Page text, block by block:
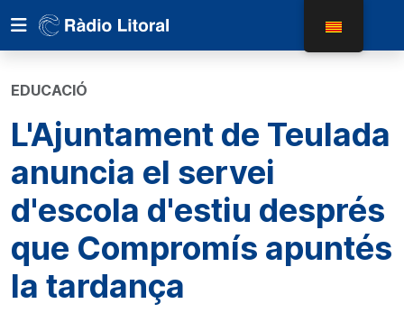
EDUCACIÓ
L'Ajuntament de Teulada
anuncia el servei
d'escola d'estiu després
que Compromís apuntés
la tardança